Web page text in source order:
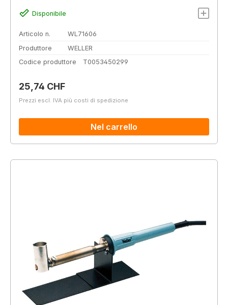
Disponibile
Articolo n.
WL71606
Produttore
WELLER
Codice produttore
T0053450299
Prezzo normale:
25,74 CHF
Prezzi escl. IVA più costi di spedizione
Nel carrello